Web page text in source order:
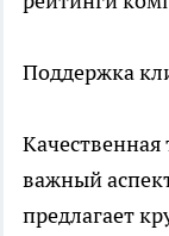
Поддержка
важный
предлагает